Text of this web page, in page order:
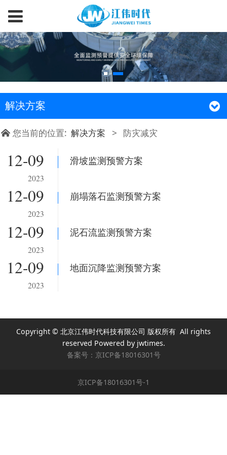
解决方案
您当前的位置: 解决方案 > 防灾减灾
12-09
2023
滑坡监测预警方案
12-09
2023
崩塌落石监测预警方案
12-09
2023
泥石流监测预警方案
12-09
2023
地面沉降监测预警方案
Copyright © 北京江伟时代科技有限公司 版权所有 All rights
reserved Powered by jwtimes.
备案号： 京ICP备18016301号
京ICP备18016301号-1